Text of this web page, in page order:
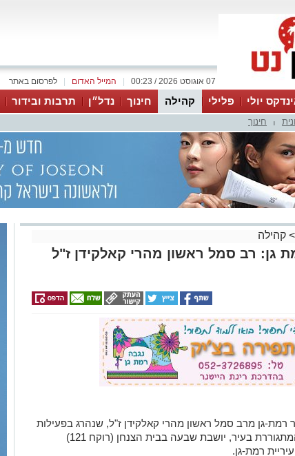
לפרסום באתר המייל האדום 07 אוגוסט 2026 / 00:23
יולי פלילי קהילה חינוך נדל״ן תרבות ובידור
חינוך
> קהילה
גן: רב סמל ראשון מהרי קאלקידן ז"ל
רמת-גן מרב סמל ראשון מהרי קאלקידן ז"ל, שנהרג בפעילות
מבצעית. משפחתו, המתגוררת בעיר, יושבת שבעה בבית הצנחן (רוקח 121)
רמת-גן.